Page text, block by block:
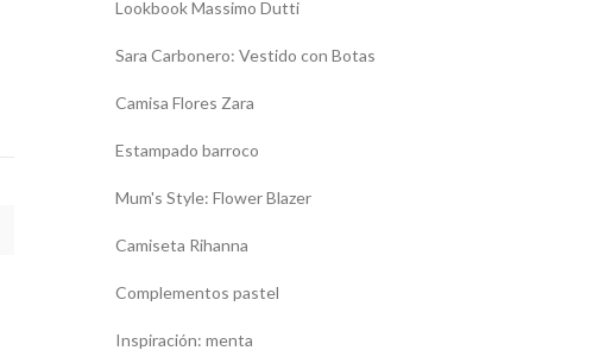
Lookbook Massimo Dutti
Sara Carbonero: Vestido con Botas
Camisa Flores Zara
Estampado barroco
Mum's Style: Flower Blazer
Camiseta Rihanna
Complementos pastel
Inspiración: menta